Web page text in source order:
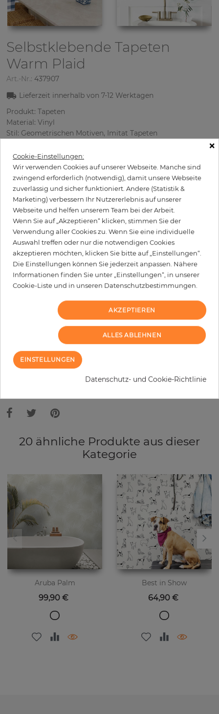
Selbstklebende Tapeten
Warm Plaid
Art.-Nr.: 437907
Lieferzeit innerhalb von7-12 Werktagen
Produkt: Tapeten
Material: Vinyl
Stil: Geometrischen Motiven, Imitat Tapeten
Abmessungen (breite/lange): 52 cm / 5.48 m
Rapport vertikal: 17.7 cm
Farbe: Weiß
Musterfarbe Grau
49,90 € per Rolle
Inkl. 19% MwSt. zzgl. Versand
Grundpreis pro m² - 17,51 €
− +
IN DEN WARENKORB
MUSTER BESTELLEN
Bildschirmeinstellungen zu Abweichungen vom Originalfarbton leicht
20 ähnliche Produkte aus dieser
Kategorie
Aruba Palm
Preis
99,90 €
Best in Show
Preis
64,90 €
×
Cookie-Einstellungen:
Wir verwenden Cookies auf unserer Webseite. Manche sind
zwingend erforderlich (notwendig), damit unsere Webseite
zuverlässig und sicher funktioniert. Andere (Statistik &
Marketing) verbessern Ihr Nutzererlebnis auf unserer
Webseite und helfen unserem Team bei der Arbeit.
Wenn Sie auf „Akzeptieren“ klicken, stimmen Sie der
Verwendung aller Cookies zu. Wenn Sie eine individuelle
Auswahl treffen oder nur die notwendigen Cookies
akzeptieren möchten, klicken Sie bitte auf „Einstellungen“.
Die Einstellungen können Sie jederzeit anpassen. Nähere
Informationen finden Sie unter „Einstellungen“, in unserer
Cookie-Liste und in unseren Datenschutzbestimmungen.
AKZEPTIEREN
ALLES ABLEHNEN
EINSTELLUNGEN
Datenschutz- und Cookie-Richtlinie